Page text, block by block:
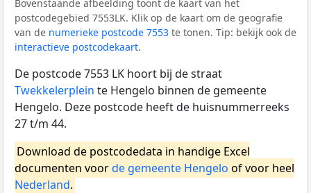
Bovenstaande afbeelding toont de kaart van het
postcodegebied 7553LK. Klik op de kaart om de geografie
van de numerieke postcode 7553 te tonen. Tip: bekijk ook de
interactieve postcodekaart.
De postcode 7553 LK hoort bij de straat
Twekkelerplein te Hengelo binnen de gemeente
Hengelo. Deze postcode heeft de huisnummerreeks
27 t/m 44.
Download de postcodedata in handige Excel
documenten voorde gemeente Hengelo of voor heel
Nederland.